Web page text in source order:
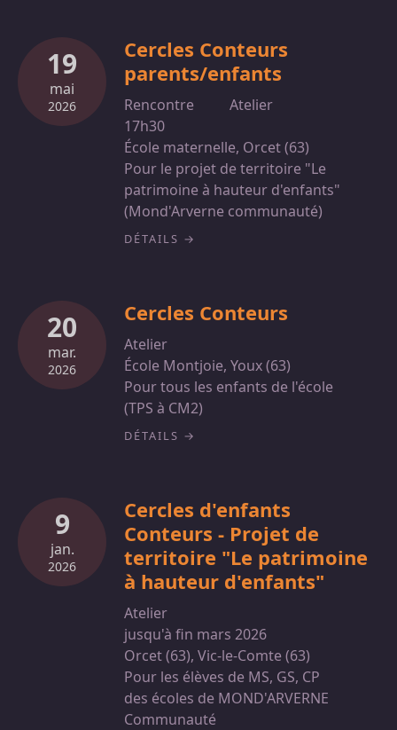
19
mai
2026
Cercles Conteurs
parents/enfants
Rencontre
Atelier
17h30
École maternelle, Orcet (63)
Pour le projet de territoire "Le
patrimoine à hauteur d'enfants"
(Mond'Arverne communauté)
DÉTAILS
20
mar.
2026
Cercles Conteurs
Atelier
École Montjoie, Youx (63)
Pour tous les enfants de l'école
(TPS à CM2)
DÉTAILS
9
jan.
2026
Cercles d'enfants
Conteurs - Projet de
territoire "Le patrimoine
à hauteur d'enfants"
Atelier
jusqu'à fin mars 2026
Orcet (63), Vic-le-Comte (63)
Pour les élèves de MS, GS, CP
des écoles de MOND'ARVERNE
Communauté